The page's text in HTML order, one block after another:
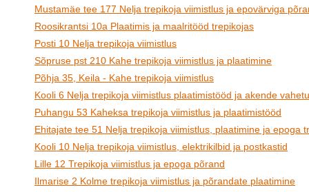
Mustamäe tee 177 Nelja trepikoja viimistlus ja epovärviga
Roosikrantsi 10a Plaatimis ja maalritööd trepikojas
Posti 10 Nelja trepikoja viimistlus
Sõpruse pst 210 Kahe trepikoja viimistlus ja plaatimine
Põhja 35, Keila - Kahe trepikoja viimistlus
Kooli 6 Nelja trepikoja viimistlus plaatimistööd ja akende
Puhangu 53 Kaheksa trepikoja viimistlus ja plaatimistööd
Ehitajate tee 51 Nelja trepikoja viimistlus, plaatimine ja epoga
Kooli 10 Nelja trepikoja viimistlus, elektrikilbid ja postkastid
Lille 12 Trepikoja viimistlus ja epoga põrand
Ilmarise 2 Kolme trepikoja viimistlus ja põrandate plaatimine